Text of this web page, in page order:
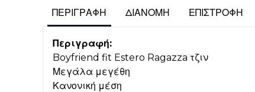
ΠΕΡΙΓΡΑΦΉ
Περιγραφή:
Boyfriend fit Estero Ragazza τζιν
Μεγάλα μεγέθη
Κανονική μέση
ΔΙΑΝΟΜΉ ΕΠΙΣΤΡΟΦΉ